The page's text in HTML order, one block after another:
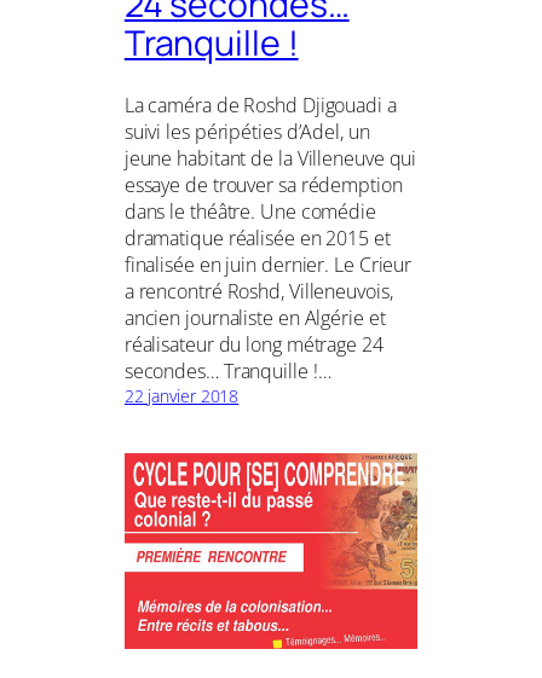
Tranquille !
La caméra de Roshd Djigouadi a
suivi les péripéties d’Adel, un
jeune habitant de la Villeneuve qui
essaye de trouver sa rédemption
dans le théâtre. Une comédie
dramatique réalisée en 2015 et
finalisée en juin dernier. Le Crieur
a rencontré Roshd, Villeneuvois,
ancien journaliste en Algérie et
réalisateur du long métrage 24
secondes… Tranquille !…
22 janvier 2018